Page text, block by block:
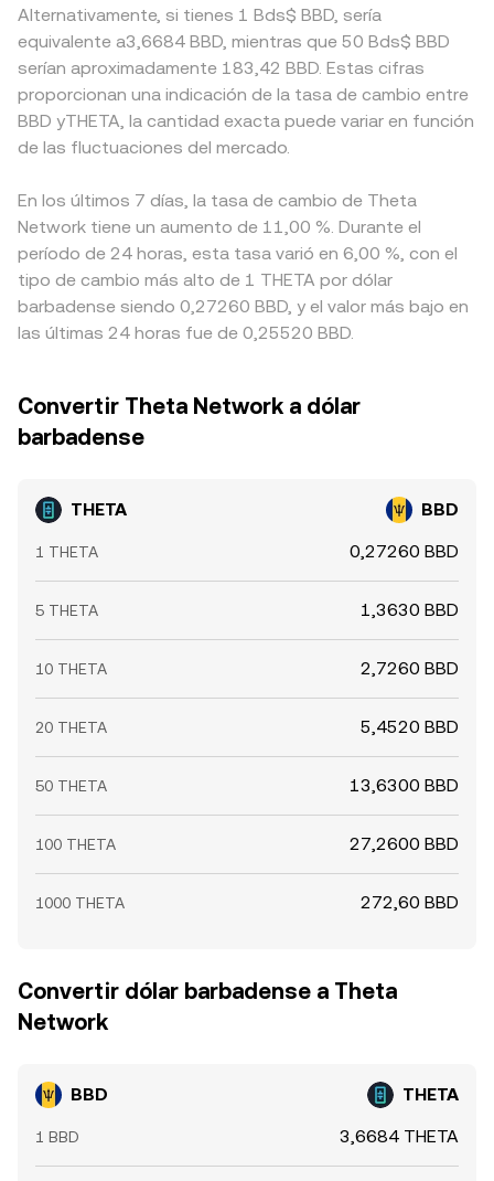
Alternativamente, si tienes 1 Bds$ BBD, sería
equivalente a3,6684 BBD, mientras que 50 Bds$ BBD
serían aproximadamente 183,42 BBD. Estas cifras
proporcionan una indicación de la tasa de cambio entre
BBD yTHETA, la cantidad exacta puede variar en función
de las fluctuaciones del mercado.
En los últimos 7 días, la tasa de cambio de Theta
Network tiene un aumento de 11,00 %. Durante el
período de 24 horas, esta tasa varió en 6,00 %, con el
tipo de cambio más alto de 1 THETA por dólar
barbadense siendo 0,27260 BBD, y el valor más bajo en
las últimas 24 horas fue de 0,25520 BBD.
Convertir Theta Network a dólar
barbadense
THETA BBD
1 THETA 0,27260 BBD
5 THETA 1,3630 BBD
10 THETA 2,7260 BBD
20 THETA 5,4520 BBD
50 THETA 13,6300 BBD
100 THETA 27,2600 BBD
1000 THETA 272,60 BBD
Convertir dólar barbadense a Theta
Network
BBD THETA
1 BBD 3,6684 THETA